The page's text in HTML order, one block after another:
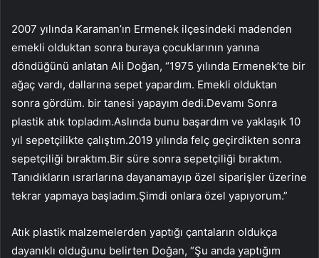
2007 yılında Karaman’ın Ermenek ilçesindeki madenden
emekli olduktan sonra buraya çocuklarının yanına
döndüğünü anlatan Ali Doğan, “1975 yılında Ermenek’te bir
ağaç vardı, dallarına sepet yapardım. Emekli olduktan
sonra gördüm. bir tanesi yapayım dedi.Devamı Sonra
plastik atık topladım.Aslında bunu başardım ve yaklaşık 10
yıl sepetçilikte çalıştım.2019 yılında felç geçirdikten sonra
sepetçiliği bıraktım.Bir süre sonra sepetçiliği bıraktım.
Tanıdıkların ısrarlarına dayanamayıp özel siparişler üzerine
tekrar yapmaya başladım.Şimdi onlara özel yapıyorum.”
Atık plastik malzemelerden yaptığı çantaların oldukça
dayanıklı olduğunu belirten Doğan, “Şu anda yaptığım